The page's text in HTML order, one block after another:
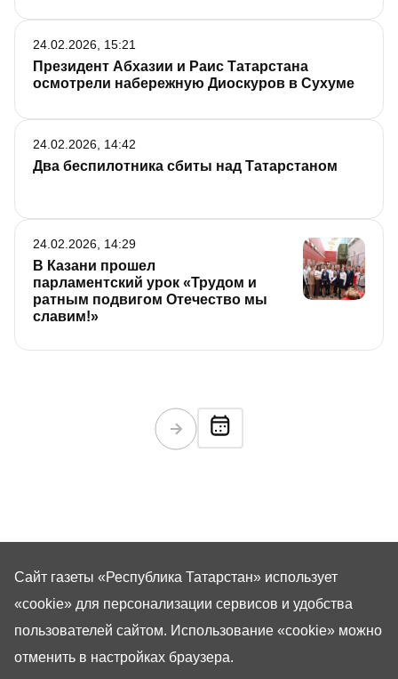
Президент Абхазии и Раис Татарстана
осмотрели набережную Диоскуров в Сухуме
24.02.2026, 15:21
Два беспилотника сбиты над Татарстаном
24.02.2026, 14:42
В Казани прошел
парламентский урок «Трудом и
ратным подвигом Отечество мы
славим!»
24.02.2026, 14:29
Сайт газеты «Республика Татарстан» использует
«cookie» для персонализации сервисов и удобства
пользователей сайтом. Использование «cookie» можно
отменить в настройках браузера.